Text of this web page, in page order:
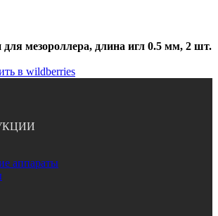
мезороллера, длина игл 0.5 мм, 2 шт.
в wildberries
аппараты